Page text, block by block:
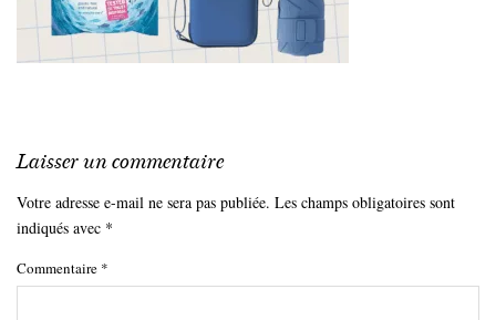
Laisser un commentaire
Votre adresse e-mail ne sera pas publiée. Les champs obligatoires sont
indiqués avec *
Commentaire *